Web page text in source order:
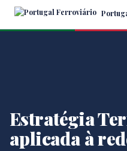
Skip
Estratégia
aplicada à